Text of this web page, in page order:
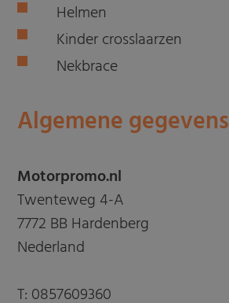
Helmen
Kinder crosslaarzen
Nekbrace
Algemene gegevens
Motorpromo.nl
Twenteweg 4-A
7772 BB Hardenberg
Nederland
T: 0857609360